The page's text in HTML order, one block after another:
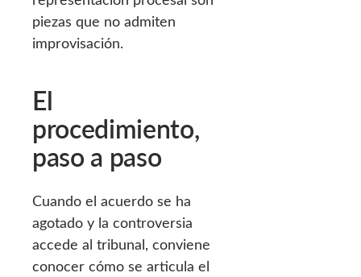
piezas que no admiten
improvisación.
El
procedimiento,
paso a paso
Cuando el acuerdo se ha
agotado y la controversia
accede al tribunal, conviene
conocer cómo se articula el